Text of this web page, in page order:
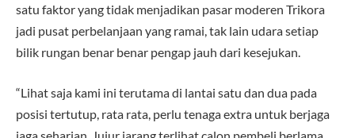
satu faktor yang tidak menjadikan pasar moderen Trikora
jadi pusat perbelanjaan yang ramai, tak lain udara setiap
bilik rungan benar benar pengap jauh dari kesejukan.
“Lihat saja kami ini terutama di lantai satu dan dua pada
posisi tertutup, rata rata, perlu tenaga extra untuk berjaga